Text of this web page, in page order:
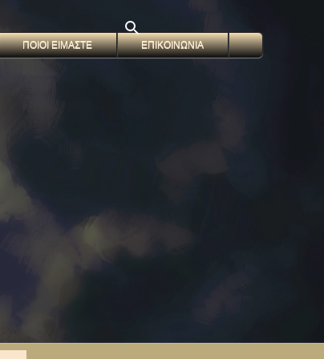
ΠΟΙΟΙ ΕΙΜΑΣΤΕ ΕΠΙΚΟΙΝΩΝΙΑ